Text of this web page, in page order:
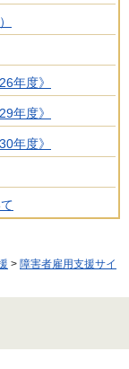
年度》
年度》
年度》
> 障害者雇用支援サイ